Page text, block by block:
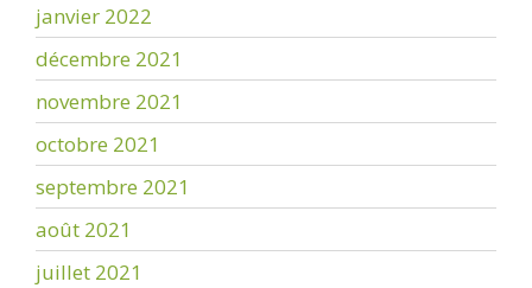
janvier 2022
décembre 2021
novembre 2021
octobre 2021
septembre 2021
août 2021
juillet 2021